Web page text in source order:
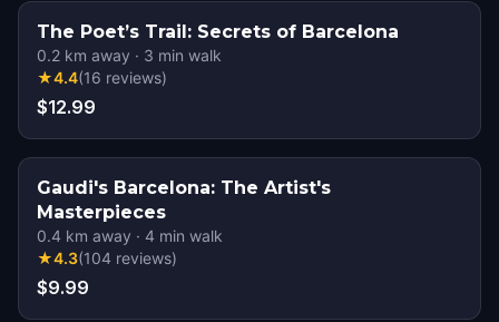
The Poet’s Trail: Secrets of Barcelona
0.2 km away · 3 min walk
★4.4(16 reviews)
$12.99
Gaudi's Barcelona: The Artist's
Masterpieces
0.4 km away · 4 min walk
★4.3(104 reviews)
$9.99